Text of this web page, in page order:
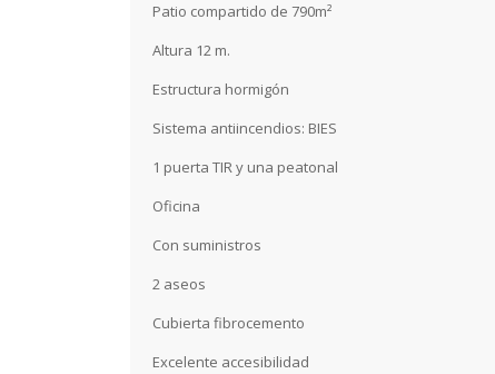
Patio compartido de 790m²
Altura 12 m.
Estructura hormigón
Sistema antiincendios: BIES
1 puerta TIR y una peatonal
Oficina
Con suministros
2 aseos
Cubierta fibrocemento
Excelente accesibilidad